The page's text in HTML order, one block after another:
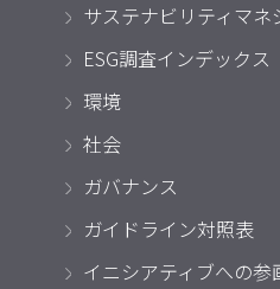
サステナビリティマネ
ESG調査インデックス
環境
社会
ガバナンス
ガイドライン対照表
イニシアティブへの参